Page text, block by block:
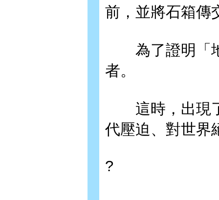
前，並將石箱傳
為了證明「地
者。
這時，出現了
代壓迫、對世界
?